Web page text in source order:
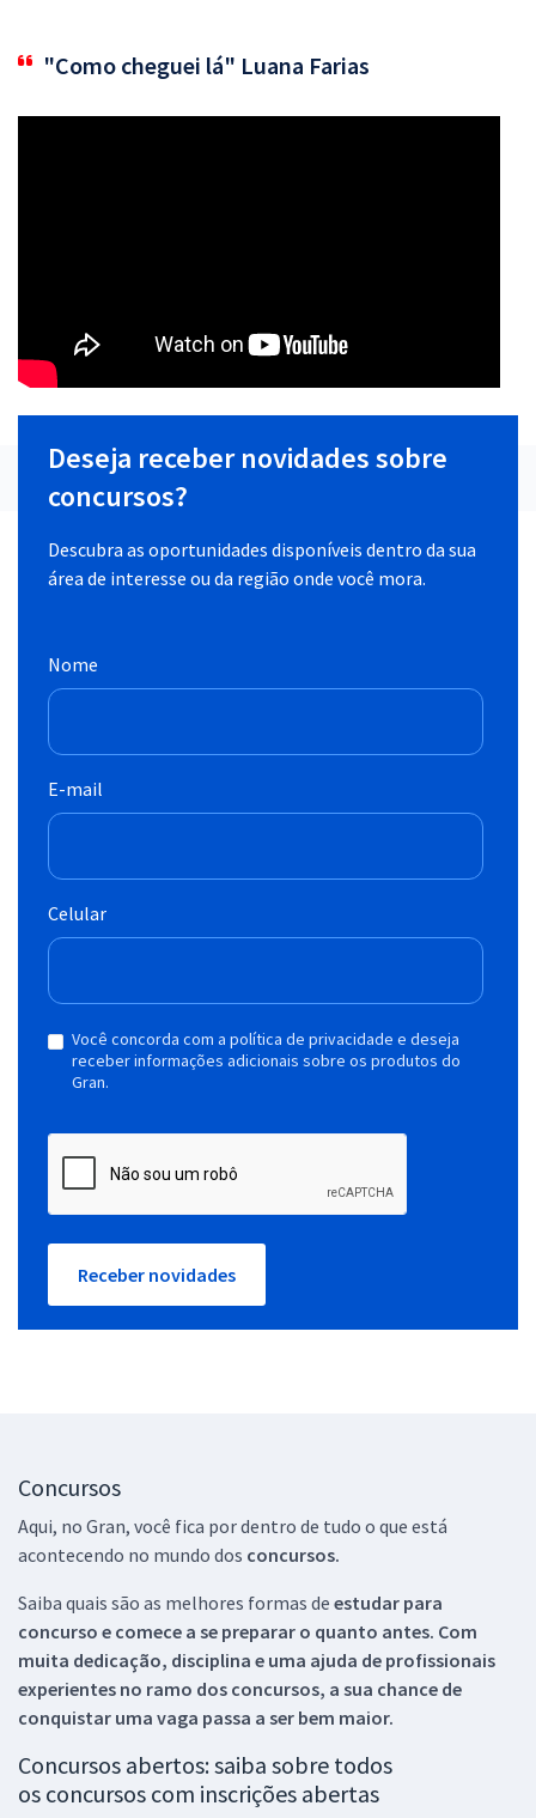
"Como cheguei lá" Luana Farias
Deseja receber novidades sobre
concursos?
Descubra as oportunidades disponíveis dentro da sua
área de interesse ou da região onde você mora.
Nome
E-mail
Celular
Você concorda com a política de privacidade e deseja
receber informações adicionais sobre os produtos do
Gran.
Receber novidades
Concursos
Aqui, no Gran, você fica por dentro de tudo o que está
acontecendo no mundo dos concursos.
Saiba quais são as melhores formas de estudar para
concurso e comece a se preparar o quanto antes. Com
muita dedicação, disciplina e uma ajuda de profissionais
experientes no ramo dos concursos, a sua chance de
conquistar uma vaga passa a ser bem maior.
Concursos abertos: saiba sobre todos
os concursos com inscrições abertas